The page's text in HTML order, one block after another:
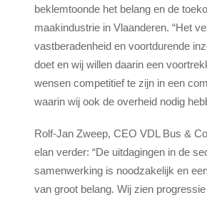
beklemtoonde het belang en de
maakindustrie in Vlaanderen. “Het
vastberadenheid en voortdurende
doet en wij willen daarin een
wensen competitief te zijn in een
waarin wij ook de overheid nodig
Rolf-Jan Zweep, CEO VDL Bus &
elan verder: “De uitdagingen in de
samenwerking is noodzakelijk en
van groot belang. Wij zien